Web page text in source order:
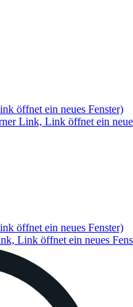
öffnet ein neues Fenster)
Link, Link öffnet ein
öffnet ein neues Fenster)
Link öffnet ein neues